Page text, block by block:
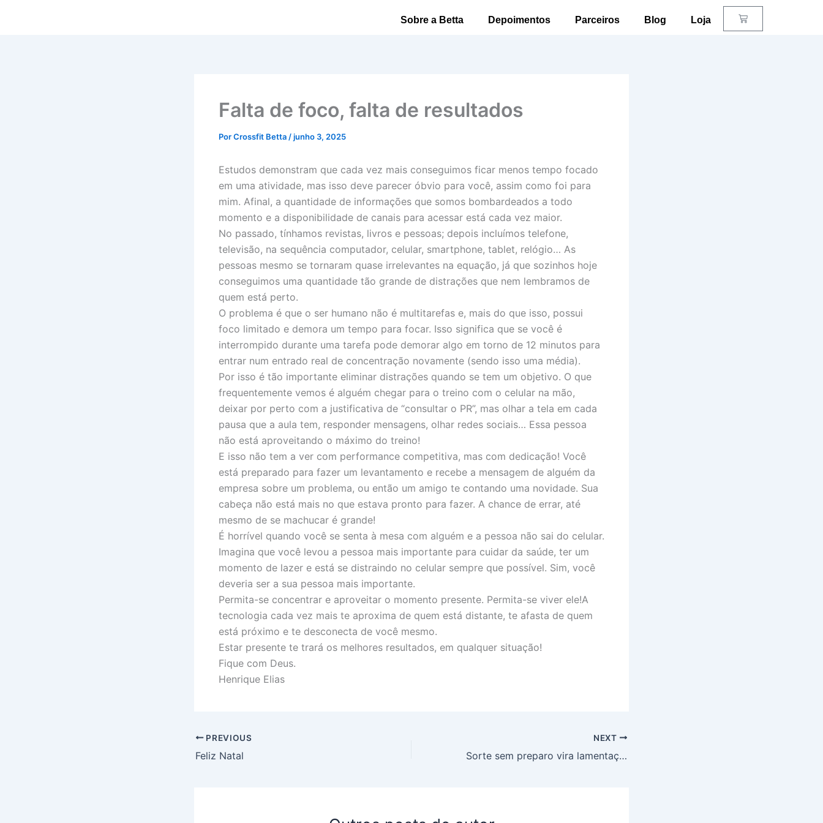
Sobre a Betta Depoimentos Parceiros Blog Loja Carrinho
Falta de foco, falta de resultados
PorCrossfit Betta /junho 3, 2025
Estudos demonstram que cada vez mais conseguimos ficar menos tempo focado
em uma atividade, mas isso deve parecer óbvio para você, assim como foi para
mim. Afinal, a quantidade de informações que somos bombardeados a todo
momento e a disponibilidade de canais para acessar está cada vez maior.
No passado, tínhamos revistas, livros e pessoas; depois incluímos telefone,
televisão, na sequência computador, celular, smartphone, tablet, relógio… As
pessoas mesmo se tornaram quase irrelevantes na equação, já que sozinhos hoje
conseguimos uma quantidade tão grande de distrações que nem lembramos de
quem está perto.
O problema é que o ser humano não é multitarefas e, mais do que isso, possui
foco limitado e demora um tempo para focar. Isso significa que se você é
interrompido durante uma tarefa pode demorar algo em torno de 12 minutos para
entrar num entrado real de concentração novamente (sendo isso uma média).
Por isso é tão importante eliminar distrações quando se tem um objetivo. O que
frequentemente vemos é alguém chegar para o treino com o celular na mão,
deixar por perto com a justificativa de “consultar o PR”, mas olhar a tela em cada
pausa que a aula tem, responder mensagens, olhar redes sociais… Essa pessoa
não está aproveitando o máximo do treino!
E isso não tem a ver com performance competitiva, mas com dedicação! Você
está preparado para fazer um levantamento e recebe a mensagem de alguém da
empresa sobre um problema, ou então um amigo te contando uma novidade. Sua
cabeça não está mais no que estava pronto para fazer. A chance de errar, até
mesmo de se machucar é grande!
É horrível quando você se senta à mesa com alguém e a pessoa não sai do celular.
Imagina que você levou a pessoa mais importante para cuidar da saúde, ter um
momento de lazer e está se distraindo no celular sempre que possível. Sim, você
deveria ser a sua pessoa mais importante.
Permita-se concentrar e aproveitar o momento presente. Permita-se viver ele!A
tecnologia cada vez mais te aproxima de quem está distante, te afasta de quem
está próximo e te desconecta de você mesmo.
Estar presente te trará os melhores resultados, em qualquer situação!
Fique com Deus.
Henrique Elias
PREVIOUS
Feliz Natal
NEXT
Sorte sem preparo vira lamentação